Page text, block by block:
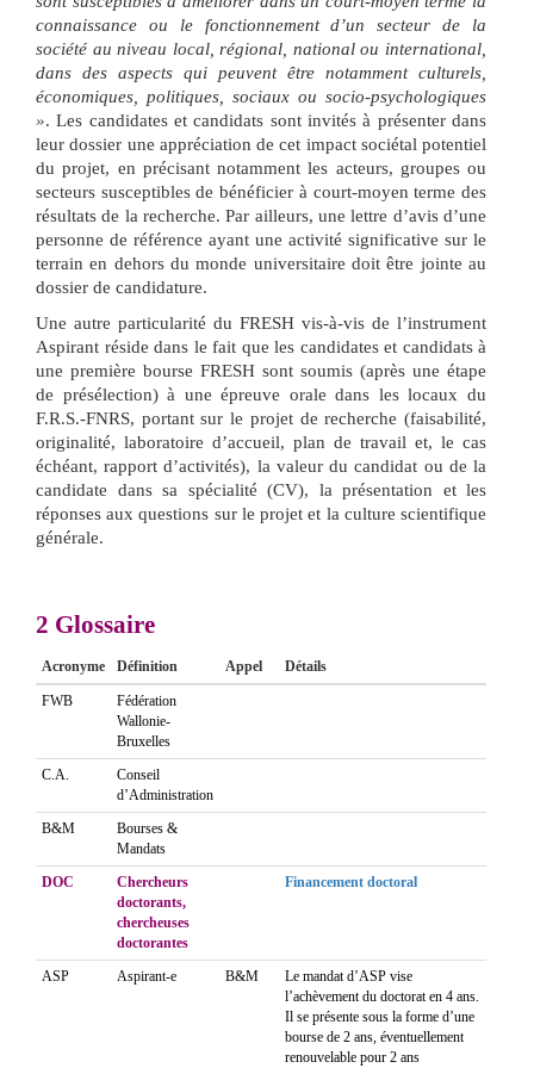
connaissance ou le fonctionnement d’un secteur de la
société au niveau local, régional, national ou international,
dans des aspects qui peuvent être notamment culturels,
économiques, politiques, sociaux ou socio-psychologiques
». Les candidates et candidats sont invités à présenter dans
leur dossier une appréciation de cet impact sociétal potentiel
du projet, en précisant notamment les acteurs, groupes ou
secteurs susceptibles de bénéficier à court-moyen terme des
résultats de la recherche. Par ailleurs, une lettre d’avis d’une
personne de référence ayant une activité significative sur le
terrain en dehors du monde universitaire doit être jointe au
dossier de candidature.
Une autre particularité du FRESH vis-à-vis de l’instrument
Aspirant réside dans le fait que les candidates et candidats à
une première bourse FRESH sont soumis (après une étape
de présélection) à une épreuve orale dans les locaux du
F.R.S.-FNRS, portant sur le projet de recherche (faisabilité,
originalité, laboratoire d’accueil, plan de travail et, le cas
échéant, rapport d’activités), la valeur du candidat ou de la
candidate dans sa spécialité (CV), la présentation et les
réponses aux questions sur le projet et la culture scientifique
générale.
2 Glossaire
Acronyme Définition Appel Détails
FWB
Fédération
Wallonie-
Bruxelles
C.A.
Conseil
d’Administration
B&M
Bourses &
Mandats
DOC
Chercheurs
doctorants,
chercheuses
doctorantes
Financement doctoral
ASP Aspirant-e B&M
Le mandat d’ASP vise
l’achèvement du doctorat en 4 ans.
Il se présente sous la forme d’une
bourse de 2 ans, éventuellement
renouvelable pour 2 ans